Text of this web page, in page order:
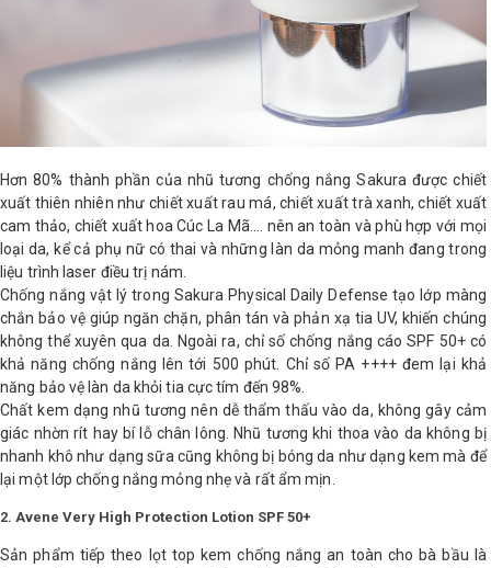
Hơn 80% thành phần của nhũ tương chống nắng Sakura được chiết
xuất thiên nhiên như chiết xuất rau má, chiết xuất trà xanh, chiết xuất
cam thảo, chiết xuất hoa Cúc La Mã.... nên an toàn và phù hợp với mọi
loại da, kể cả phụ nữ có thai và những làn da mỏng manh đang trong
liệu trình laser điều trị nám.
Chống nắng vật lý trong Sakura Physical Daily Defense tạo lớp màng
chắn bảo vệ giúp ngăn chặn, phân tán và phản xạ tia UV, khiến chúng
không thể xuyên qua da. Ngoài ra, chỉ số chống nắng cáo SPF 50+ có
khả năng chống nắng lên tới 500 phút. Chỉ số PA ++++ đem lại khả
năng bảo vệ làn da khỏi tia cực tím đến 98%.
Chất kem dạng nhũ tương nên dễ thẩm thấu vào da, không gây cảm
giác nhờn rít hay bí lỗ chân lông. Nhũ tương khi thoa vào da không bị
nhanh khô như dạng sữa cũng không bị bóng da như dạng kem mà để
lại một lớp chống nắng mỏng nhẹ và rất ẩm mịn.
2. Avene Very High Protection Lotion SPF 50+
Sản phẩm tiếp theo lọt top kem chống nắng an toàn cho bà bầu là